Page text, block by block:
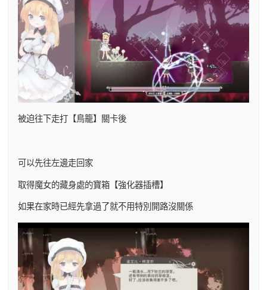
被迫往下走打【鳥籠】關卡後
可以先往左邊走回家
取得魔女的藏身處的寶箱【強化器插槽】
如果在家時已經先拿過了就不用特別開路沒關係